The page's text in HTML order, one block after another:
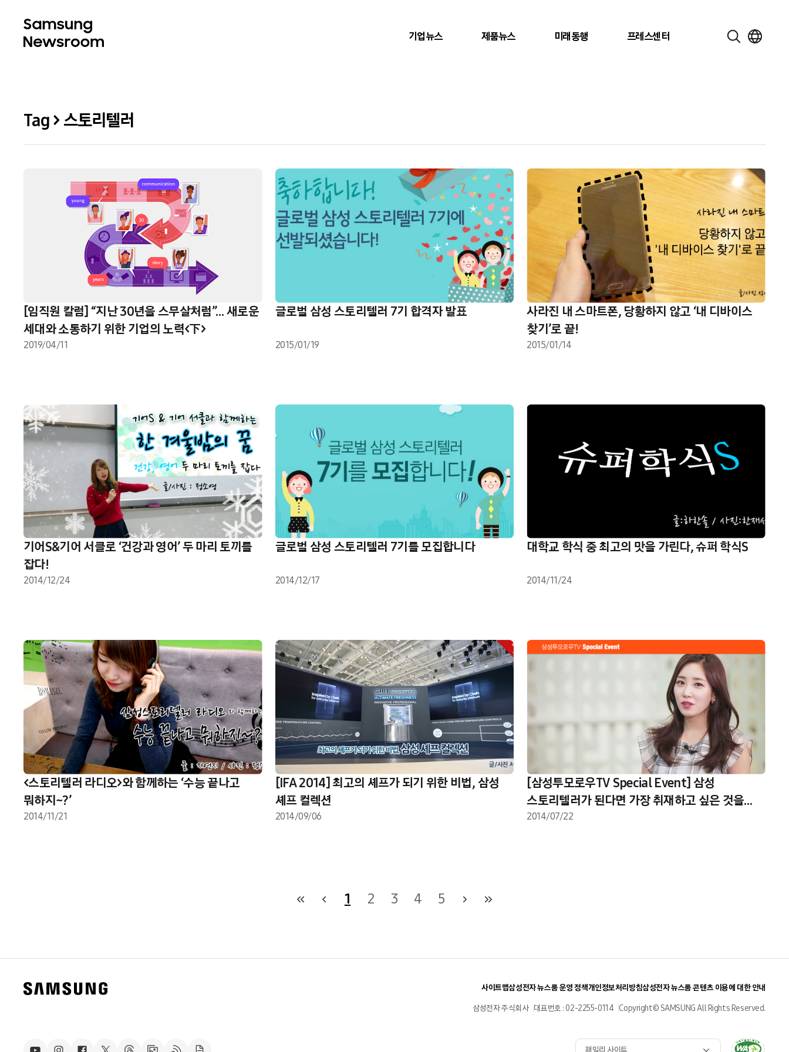
기업뉴스 제품뉴스 미래동행 프레스센터
Tag > 스토리텔러
[임직원 칼럼] “지난 30년을 스무살처럼”… 새로운
세대와 소통하기 위한 기업의 노력<下>
2019/04/11
글로벌 삼성 스토리텔러 7기 합격자 발표
2015/01/19
사라진 내 스마트폰, 당황하지 않고 ‘내 디바이스
찾기’로 끝!
2015/01/14
기어S&기어 서클로 ‘건강과 영어’ 두 마리 토끼를
잡다!
2014/12/24
글로벌 삼성 스토리텔러 7기를 모집합니다
2014/12/17
대학교 학식 중 최고의 맛을 가린다, 슈퍼 학식S
2014/11/24
<스토리텔러 라디오>와 함께하는 ‘수능 끝나고
뭐하지~?’
2014/11/21
[IFA 2014] 최고의 셰프가 되기 위한 비법, 삼성
셰프 컬렉션
2014/09/06
[삼성투모로우TV Special Event] 삼성
스토리텔러가 된다면 가장 취재하고 싶은 것을
댓글로 남겨주세요
2014/07/22
1 2 3 4 5
사이트맵삼성전자 뉴스룸 운영 정책개인정보처리방침삼성전자 뉴스룸 콘텐츠 이용에 대한 안내
삼성전자 주식회사 대표번호 : 02-2255-0114 Copyright© SAMSUNG All Rights Reserved.